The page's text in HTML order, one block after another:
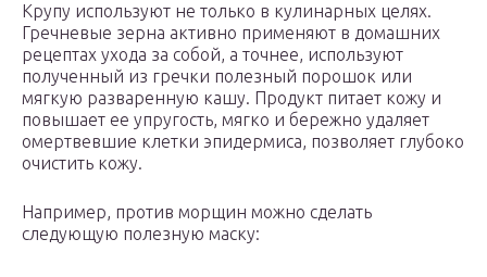
Крупу используют не только в кулинарных целях.
Гречневые зерна активно применяют в домашних
рецептах ухода за собой, а точнее, используют
полученный из гречки полезный порошок или
мягкую разваренную кашу. Продукт питает кожу и
повышает ее упругость, мягко и бережно удаляет
омертвевшие клетки эпидермиса, позволяет глубоко
очистить кожу.
Например, против морщин можно сделать
следующую полезную маску: